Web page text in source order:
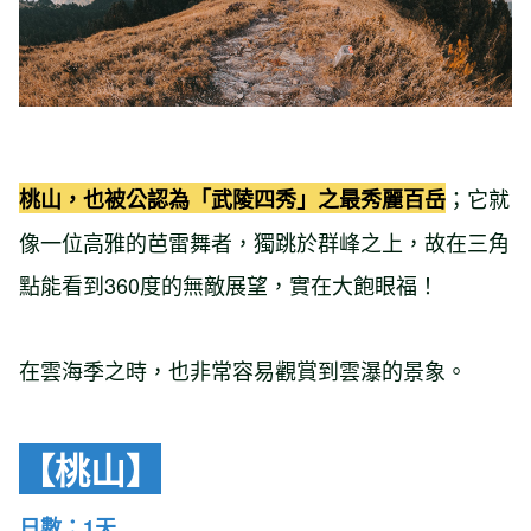
桃山，也被公認為「武陵四秀」之最秀麗百岳 ；它就
像一位高雅的芭雷舞者，獨跳於群峰之上，故在三角
點能看到360度的無敵展望，實在大飽眼福！
在雲海季之時，也非常容易觀賞到雲瀑的景象。
【桃山】